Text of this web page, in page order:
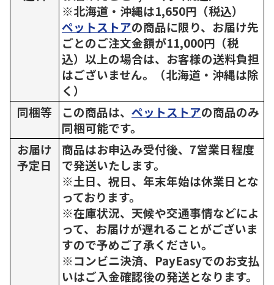
※北海道・沖縄は1,650円（税込）
ペットストアの商品に限り、お届け先
ごとのご注文金額が11,000円（税
込）以上の場合は、お客様の送料負担
はございません。（北海道・沖縄は除
く）
同梱等
この商品は、 ペットストアの商品のみ
同梱可能です。
お届け
予定日
商品はお申込み受付後、7営業日程度
で発送いたします。
※土日、祝日、年末年始は休業日とな
っております。
※在庫状況、天候や交通事情などによ
って、お届けが遅れることがございま
すので予めご了承ください。
※コンビニ決済、PayEasyでのお支払
いはご入金確認後の発送となります。